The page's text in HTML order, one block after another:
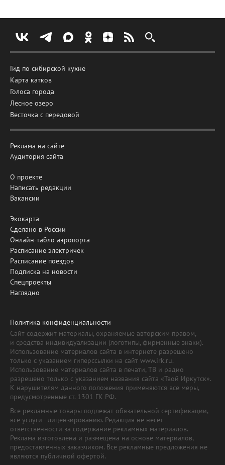
Гид по сибирской кухне
Карта катков
Голоса города
Лесное озеро
Весточка с передовой
Реклама на сайте
Аудитория сайта
О проекте
Написать редакции
Вакансии
Экокарта
Сделано в России
Онлайн-табло аэропорта
Расписание электричек
Расписание поездов
Подписка на новости
Спецпроекты
Наглядно
Политика конфиденциальности
Сайт содержит материалы, охраняемые авторским правом,
и средства индивидуализации (логотипы, фирменные знаки).
Использование материалов сайта в интернете разрешено
только с указанием гиперссылки на сайт www.irk.ru.
Использование материалов сайта в печати, ТВ и радио
разрешено только с указанием названия сайта «Твой Иркутск».
К нарушителям данного положения применяются все меры,
предусмотренные ст. 1301 ГК РФ.
Все рекламные товары подлежат обязательной сертификации,
все услуги - лицензированию. Редакция не несет
ответственности за содержание рекламных материалов.
Реклама изготовлена и размещена на основе материалов,
предоставленных заказчиком. Все рекламные предложения не
являются публичной офертой.